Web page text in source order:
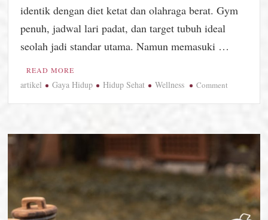
identik dengan diet ketat dan olahraga berat. Gym
penuh, jadwal lari padat, dan target tubuh ideal
seolah jadi standar utama. Namun memasuki …
READ MORE
artikel Gaya Hidup Hidup Sehat Wellness Comment
dan
Kesehatan
Mental
Jadi
Prioritas
Utama